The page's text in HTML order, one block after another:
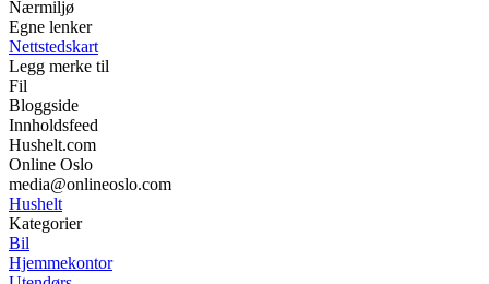
Nærmiljø
Egne lenker
Nettstedskart
Legg merke til
Fil
Bloggside
Innholdsfeed
Hushelt.com
Online Oslo
media@onlineoslo.com
Hushelt
Kategorier
Bil
Hjemmekontor